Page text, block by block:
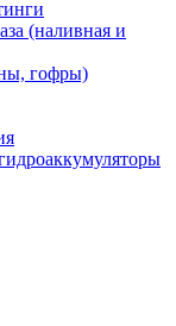
(наливная и
гофры)